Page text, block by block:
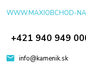
WWW.MAXIOBCHOD-
+421 940 949
info@kamenik.sk